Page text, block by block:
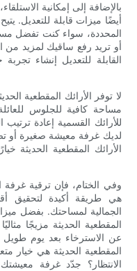
بالإضافة إلى إمكانية
أيضًا ميزات قابلة للتعديل.
المحددة، سواء كنت تفضل
أو تريد رفع ساقيك لمزيد من
القابلة للتعديل إنشاء
لا توفر الأرائك المقطعية
مساحة كافية للجلوس
للأرائك القسمية إعادة
لديك غرفة معيشة صغيرة أو
الأرائك المقطعية الحديثة
وفي الختام، فإن ترقية غرفة
هي طريقة أكيدة لتحقيق
الجمالية لمساحتك. بفضل
المقطعية الحديثة مزيجًا
عن الاسترخاء بعد يوم طويل
المقطعية الحديثة هي خيار
الانتظار؟ جدّد غرفة